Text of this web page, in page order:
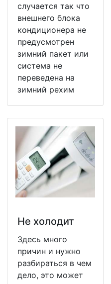
случается так что
внешнего блока
кондиционера не
предусмотрен
зимний пакет или
система не
переведена на
зимний рехим
Не холодит
Здесь много
причин и нужно
разбираться в чем
дело, это может